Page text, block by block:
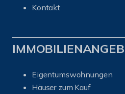
Kontakt
Eigentumswohnungen
Häuser zum Kauf